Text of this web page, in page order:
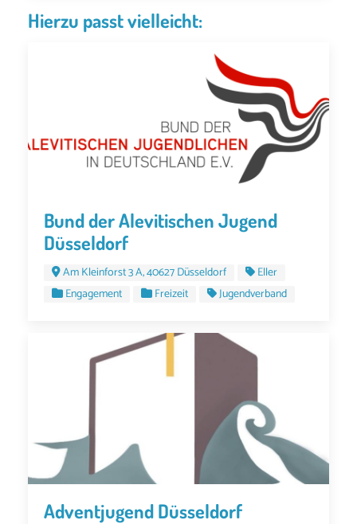
Hierzu passt vielleicht:
Bund der Alevitischen Jugend
Düsseldorf
Am Kleinforst 3 A, 40627 Düsseldorf
Eller
Engagement
Freizeit Jugendverband
Adventjugend Düsseldorf